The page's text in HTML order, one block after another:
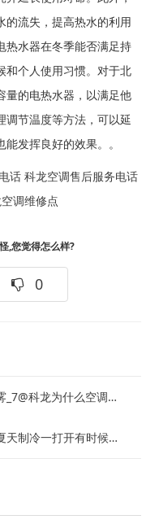
的流失，提高热水的利用
器在冬季能否满足持
和个人使用习惯。对于北
量的电热水器，以满足他
调节温度等方法，可以延
发挥良好的效果。。
话 科龙空调售后服务电话
调维修点
,您觉得怎么样?
0
空调室内机会有水滴出来？_1
热风,有时候会冷风的啊,怎么回事_...